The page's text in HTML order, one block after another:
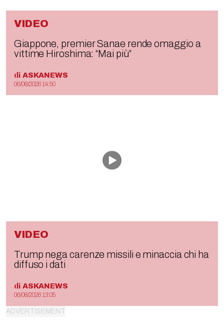
VIDEO
Giappone, premier Sanae rende omaggio a
vittime Hiroshima: “Mai più”
di ASKANEWS
06/08/2026 14:50
VIDEO
Trump nega carenze missili e minaccia chi ha
diffuso i dati
di ASKANEWS
06/08/2026 13:05